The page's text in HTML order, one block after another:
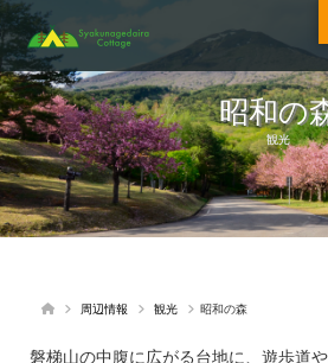
昭和の
観光
周辺情報 観光 昭和の森
磐梯山の中腹に広がる台地に、遊歩道